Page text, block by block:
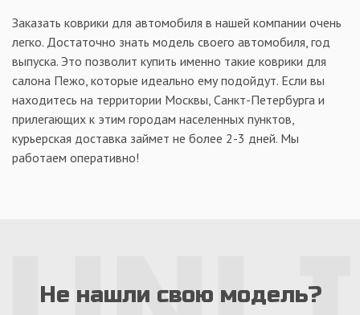
Заказать коврики для автомобиля в нашей компании очень
легко. Достаточно знать модель своего автомобиля, год
выпуска. Это позволит купить именно такие коврики для
салона Пежо, которые идеально ему подойдут. Если вы
находитесь на территории Москвы, Санкт-Петербурга и
прилегающих к этим городам населенных пунктов,
курьерская доставка займет не более 2-3 дней. Мы
работаем оперативно!
Не нашли свою модель?